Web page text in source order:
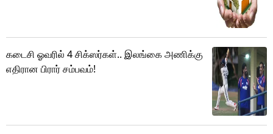
கடைசி ஓவரில் 4 சிக்ஸர்கள்.. இலங்கை அணிக்கு
எதிரான பிரார் சம்பவம்!